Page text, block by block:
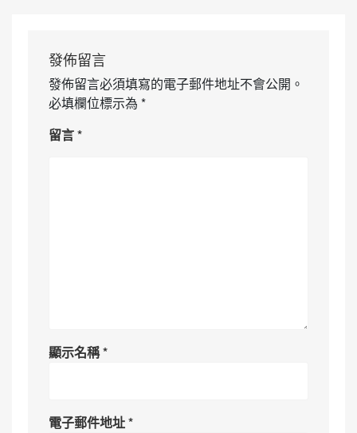
發佈留言
發佈留言必須填寫的電子郵件地址不會公開。
必填欄位標示為 *
留言*
顯示名稱*
電子郵件地址*